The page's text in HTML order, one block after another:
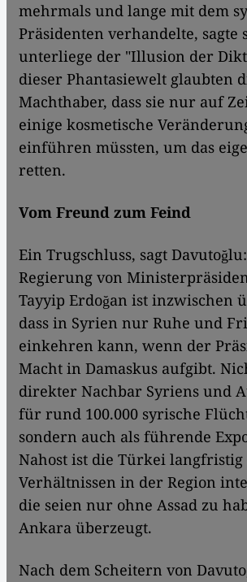
mehrmals und lange mit dem
Präsidenten verhandelte, sagte
unterliege der "Illusion der
dieser Phantasiewelt glaubten
Machthaber, dass sie nur auf
einige kosmetische
einführen müssten, um das
retten.
Vom Freund zum Feind
Ein Trugschluss, sagt
Regierung von
Tayyip Erdoğan ist inzwischen
dass in Syrien nur Ruhe und
einkehren kann, wenn der
Macht in Damaskus aufgibt.
direkter Nachbar Syriens und
für rund 100.000 syrische
sondern auch als führende
Nahost ist die Türkei langfristig
Verhältnissen in der Region
die seien nur ohne Assad zu
Ankara überzeugt.
Nach dem Scheitern von